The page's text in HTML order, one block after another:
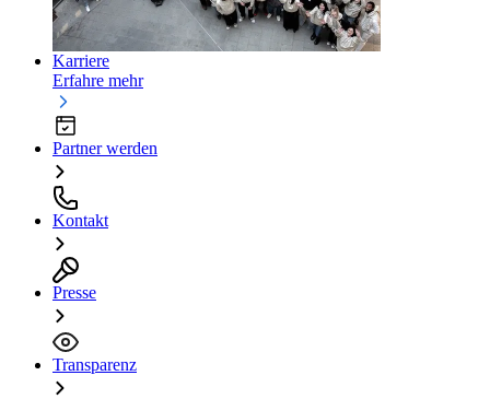
Karriere
Erfahre mehr
Partner werden
Kontakt
Presse
Transparenz